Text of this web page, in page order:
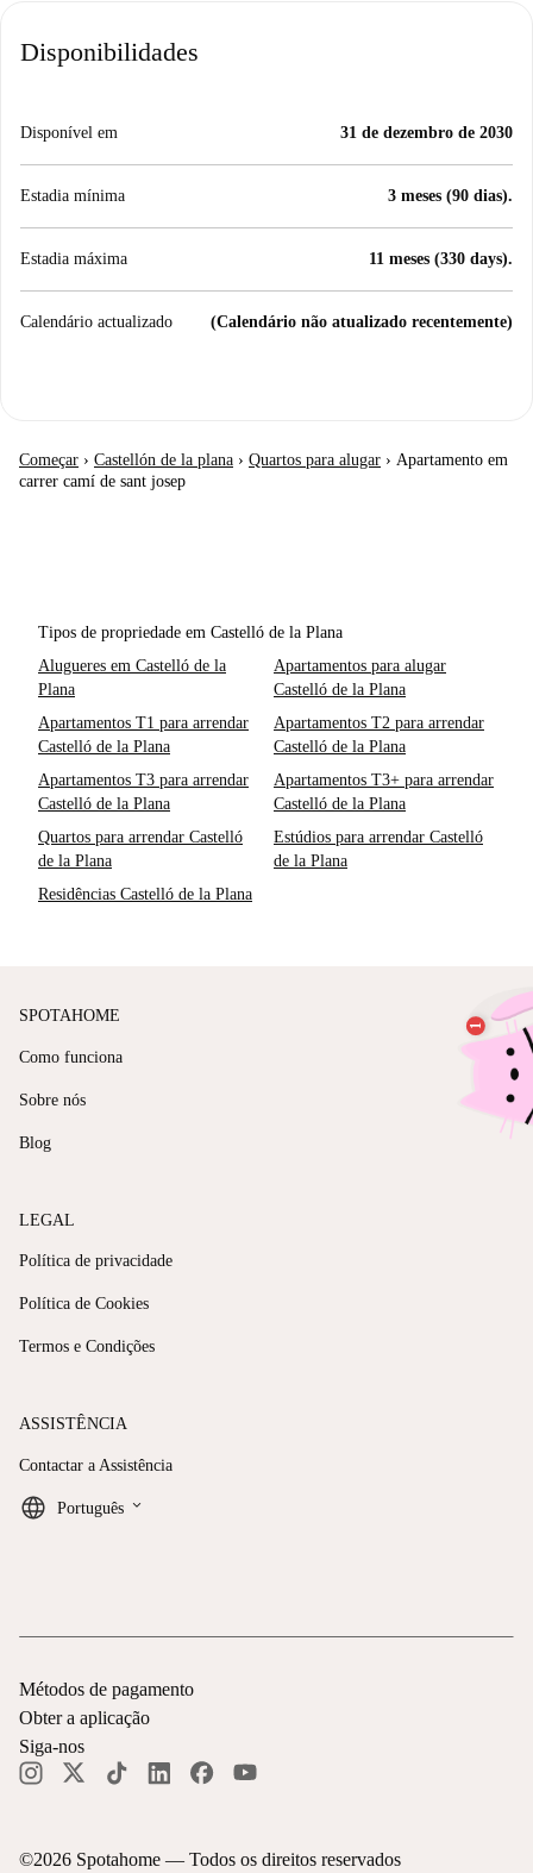
Disponibilidades
Disponível em 31 de dezembro de 2030
Estadia mínima 3 meses (90 dias).
Estadia máxima 11 meses (330 days).
Calendário actualizado (Calendário não atualizado recentemente)
Começar › Castellón de la plana › Quartos para alugar › Apartamento em
carrer camí de sant josep
Tipos de propriedade em Castelló de la Plana
Alugueres em Castelló de la
Plana
Apartamentos para alugar
Castelló de la Plana
Apartamentos T1 para arrendar
Castelló de la Plana
Apartamentos T2 para arrendar
Castelló de la Plana
Apartamentos T3 para arrendar
Castelló de la Plana
Apartamentos T3+ para arrendar
Castelló de la Plana
Quartos para arrendar Castelló
de la Plana
Estúdios para arrendar Castelló
de la Plana
Residências Castelló de la Plana
SPOTAHOME
Como funciona
Sobre nós
Blog
LEGAL
Política de privacidade
Política de Cookies
Termos e Condições
ASSISTÊNCIA
Contactar a Assistência
Português keyboard_arrow_down
©2026 Spotahome — Todos os direitos reservados
Métodos de pagamento
Obter a aplicação
Siga-nos